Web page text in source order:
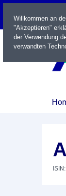
Willkommen an
"Akzeptieren"
der Verwendung
verwandten